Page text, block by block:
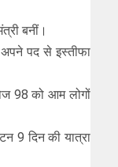
बनीं।
अपने पद से इस्तीफा
98 को आम लोगों
9 दिन की यात्रा